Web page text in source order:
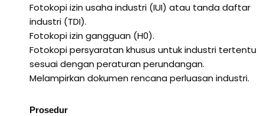
Fotokopi izin usaha industri (IUI) atau tanda daftar
industri (TDI).
Fotokopi izin gangguan (H0).
Fotokopi persyaratan khusus untuk industri tertentu
sesuai dengan peraturan perundangan.
Melampirkan dokumen rencana perluasan industri.
Prosedur